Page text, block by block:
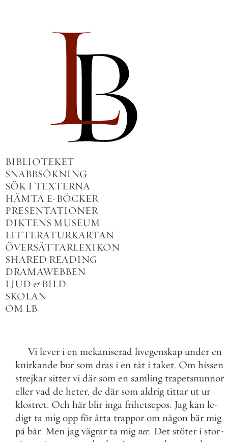
BIBLIOTEKET
SNABBSÖKNING
SÖK I TEXTERNA
HÄMTA E-BÖCKER
PRESENTATIONER
DIKTENS MUSEUM
LITTERATURKARTAN
ÖVERSÄTTARLEXIKON
SHARED READING
DRAMAWEBBEN
LJUD & BILD
SKOLAN
OM LB
Vi lever i en mekaniserad livegenskap under en
knirkande bur som dras i en tåt i taket. Om hissen
strejkar sitter vi där som en samling trapetsnunnor
eller vad de heter, de där som aldrig tittar ut ur
klostret. Och här blir inga frihetsepos. Jag kan le-
digt ta mig opp för åtta trappor om någon bär mig
på bår. Men jag vägrar ta mig ner. Det stöter i stor-